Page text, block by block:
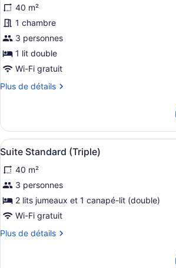
jumeaux
les
photos
pour
ce
type
chambre :
1
lit
double
40 m²
1 chambre
3 personnes
1 lit double
Wi-Fi gratuit
Plus de détails
Plus
Suite
supérieure,
1
double
Afficher
toutes
les
photos
pour
ce
de
Une
2
Suite Standard (Triple)
40 m²
3 personnes
2 lits jumeaux et 1 canapé-lit (double)
Wi-Fi gratuit
Plus de détails
Plus